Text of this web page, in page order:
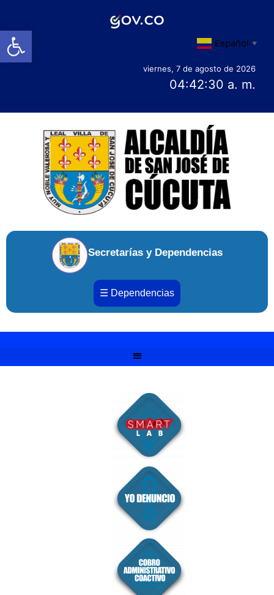
Abrir barra de herramientas
Español ▼
viernes, 7 de agosto de 2026
04:42:31 a. m.
Secretarías y Dependencias
☰ Dependencias